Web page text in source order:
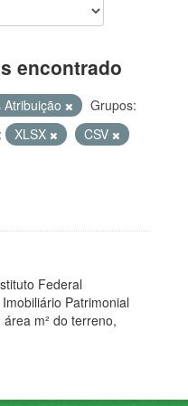
encontrado
Grupos:
XLSX
CSV
Federal
Patrimonial
m² do terreno,